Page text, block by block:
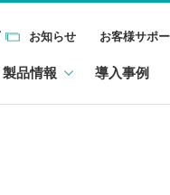
お知らせ お客様サポ
製品情報 導入事例